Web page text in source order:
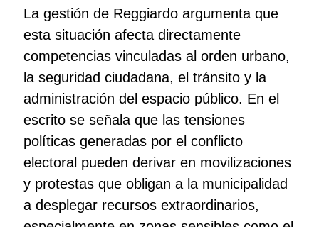
La gestión de Reggiardo argumenta que
esta situación afecta directamente
competencias vinculadas al orden urbano,
la seguridad ciudadana, el tránsito y la
administración del espacio público. En el
escrito se señala que las tensiones
políticas generadas por el conflicto
electoral pueden derivar en movilizaciones
y protestas que obligan a la municipalidad
a desplegar recursos extraordinarios,